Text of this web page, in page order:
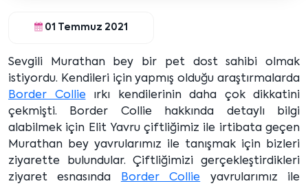
01 Temmuz 2021
Sevgili Murathan bey bir pet dost sahibi olmak
istiyordu. Kendileri için yapmış olduğu araştırmalarda
Border Collieırkı kendilerinin daha çok dikkatini
çekmişti. Border Collie hakkında detaylı bilgi
alabilmek için Elit Yavru çiftliğimiz ile irtibata geçen
Murathan bey yavrularımız ile tanışmak için bizleri
ziyarette bulundular. Çiftliğimizi gerçekleştirdikleri
ziyaret esnasında
Border Collie yavrularımız ile